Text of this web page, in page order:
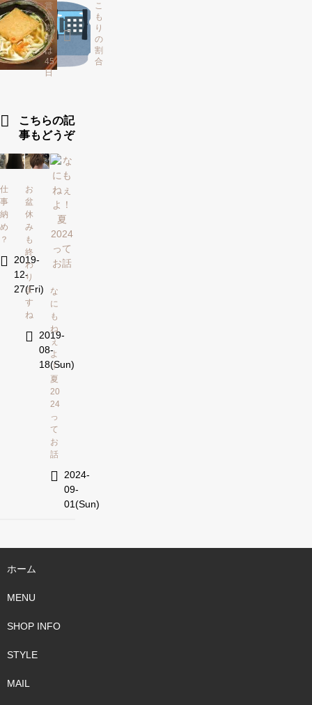
こ
も
り
の
割
合
賞
美
期
限
は
45
日
こちらの記
事もどうぞ
仕
事
納
め
？
2019-
12-
27(Fri)
お
盆
休
み
も
終
わ
り
ま
す
ね
2019-
08-
18(Sun)
な
に
も
ね
ぇ
よ
！
夏
20
24
っ
て
お
話
2024-
09-
01(Sun)
ホーム
MENU
SHOP INFO
STYLE
MAIL